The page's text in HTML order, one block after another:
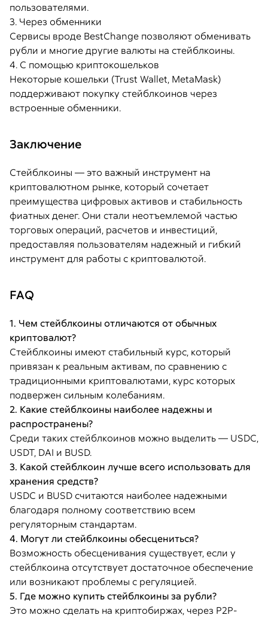
пользователями.
3. Через обменники
Сервисы вроде BestChange позволяют обменивать
рубли и многие другие валюты на стейблкоины.
4. С помощью криптокошельков
Некоторые кошельки (Trust Wallet, MetaMask)
поддерживают покупку стейблкоинов через
встроенные обменники.
Заключение
Стейблкоины — это важный инструмент на
криптовалютном рынке, который сочетает
преимущества цифровых активов и стабильность
фиатных денег. Они стали неотъемлемой частью
торговых операций, расчетов и инвестиций,
предоставляя пользователям надежный и гибкий
инструмент для работы с криптовалютой.
FAQ
1. Чем стейблкоины отличаются от обычных
криптовалют?
Стейблкоины имеют стабильный курс, который
привязан к реальным активам, по сравнению с
традиционными криптовалютами, курс которых
подвержен сильным колебаниям.
2. Какие стейблкоины наиболее надежны и
распространены?
Среди таких стейблкоинов можно выделить — USDC,
USDT, DAI и BUSD.
3. Какой стейблкоин лучше всего использовать для
хранения средств?
USDC и BUSD считаются наиболее надежными
благодаря полному соответствию всем
регуляторным стандартам.
4. Могут ли стейблкоины обесцениться?
Возможность обесценивания существует, если у
стейблкоина отсутствует достаточное обеспечение
или возникают проблемы с регуляцией.
5. Где можно купить стейблкоины за рубли?
Это можно сделать на криптобиржах, через P2P-